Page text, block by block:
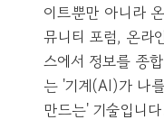
이트뿐만 아니라
뮤니티 포럼, 온라
스에서 정보를 종
는 '기계(AI)가 나
만드는' 기술입니